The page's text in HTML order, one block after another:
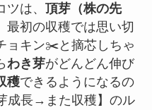
は、 頂芽（株の先
最初の収穫では思い切
ョキン✂️と摘芯しちゃ
わき芽がどんどん伸び
穫できるようになるの
成長→また収穫】のル